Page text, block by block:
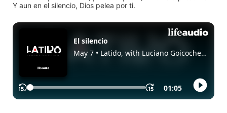
Y aun en el silencio, Dios pelea por ti.